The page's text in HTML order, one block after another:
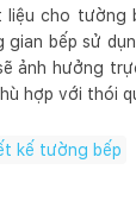
liệu cho
gian bếp sử
ảnh hưởng
hợp với thói
kế tường bếp